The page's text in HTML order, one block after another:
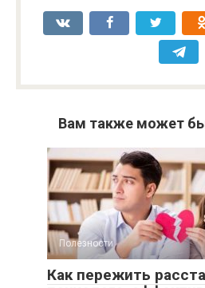
Вам также может
Полезности
Как пережить